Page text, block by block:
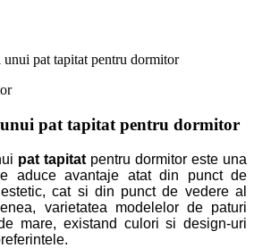
pat tapitat pentru dormitor
pat tapitat pentru dormitor
pat tapitat pentru dormitor este una
aduce avantaje atat din punct de
cat si din punct de vedere al
varietatea modelelor de paturi
mare, existand culori si design-uri